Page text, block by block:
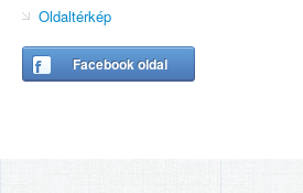
Oldaltérkép
Facebook oldal